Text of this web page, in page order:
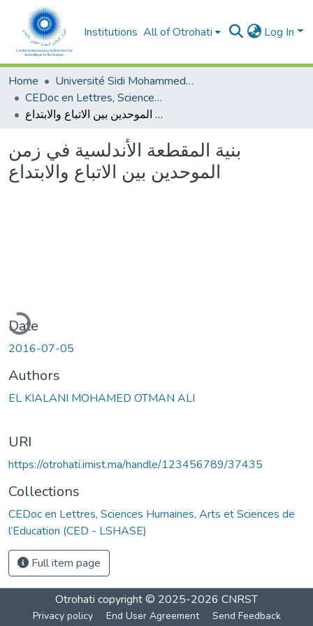
Institutions All of Otrohati Log In
Home
Université Sidi Mohammed Ben Abdellah - Fès
CEDoc en Lettres, Sciences Humaines, Arts et Sciences de l’Education (CED - LSHASE)
بنية المقطعة الأندلسية في زمن الموحدين بين الاتباع والابتداع
بنية المقطعة الأندلسية في زمن
الموحدين بين الاتباع والابتداع
Date
2016-07-05
Authors
EL KIALANI MOHAMED OTMAN ALI
URI
https://otrohati.imist.ma/handle/123456789/37435
Collections
CEDoc en Lettres, Sciences Humaines, Arts et Sciences de
l’Education (CED - LSHASE)
Full item page
Otrohati copyright © 2025-2026 CNRST
Privacy policy End User Agreement Send Feedback